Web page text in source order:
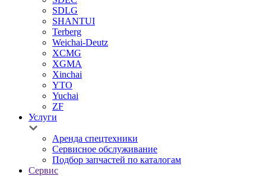
SDLG
SHANTUI
Terberg
Weichai-Deutz
XCMG
XGMA
Xinchai
YTO
Yuchai
ZF
Услуги
Аренда спецтехники
Сервисное обслуживание
Подбор запчастей по каталогам
Сервис